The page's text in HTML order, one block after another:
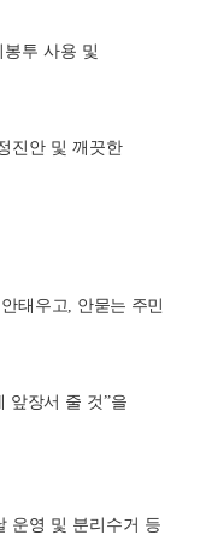
투 사용 및
진안 및 깨끗한
안태우고, 안묻는 주민
앞장서 줄 것”을
운영 및 분리수거 등